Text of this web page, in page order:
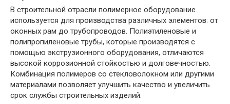
В строительной отрасли полимерное оборудование
используется для производства различных элементов: от
оконных рам до трубопроводов. Полиэтиленовые и
полипропиленовые трубы, которые производятся с
помощью экструзионного оборудования, отличаются
высокой коррозионной стойкостью и долговечностью.
Комбинация полимеров со стекловолокном или другими
материалами позволяет улучшить качество и увеличить
срок службы строительных изделий.